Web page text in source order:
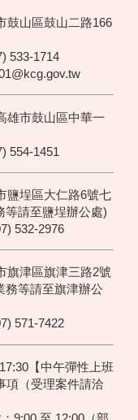
鼓山區鼓山二路166
533-1714
雄市鼓山區中華一
554-1451
鹽埕區大仁路6號七
等請至鹽埕辦公處)
532-2976
旗津區旗津三路2號
務等請至旗津辦公
571-7422
【中午彈性上班
項（受理案件請洽